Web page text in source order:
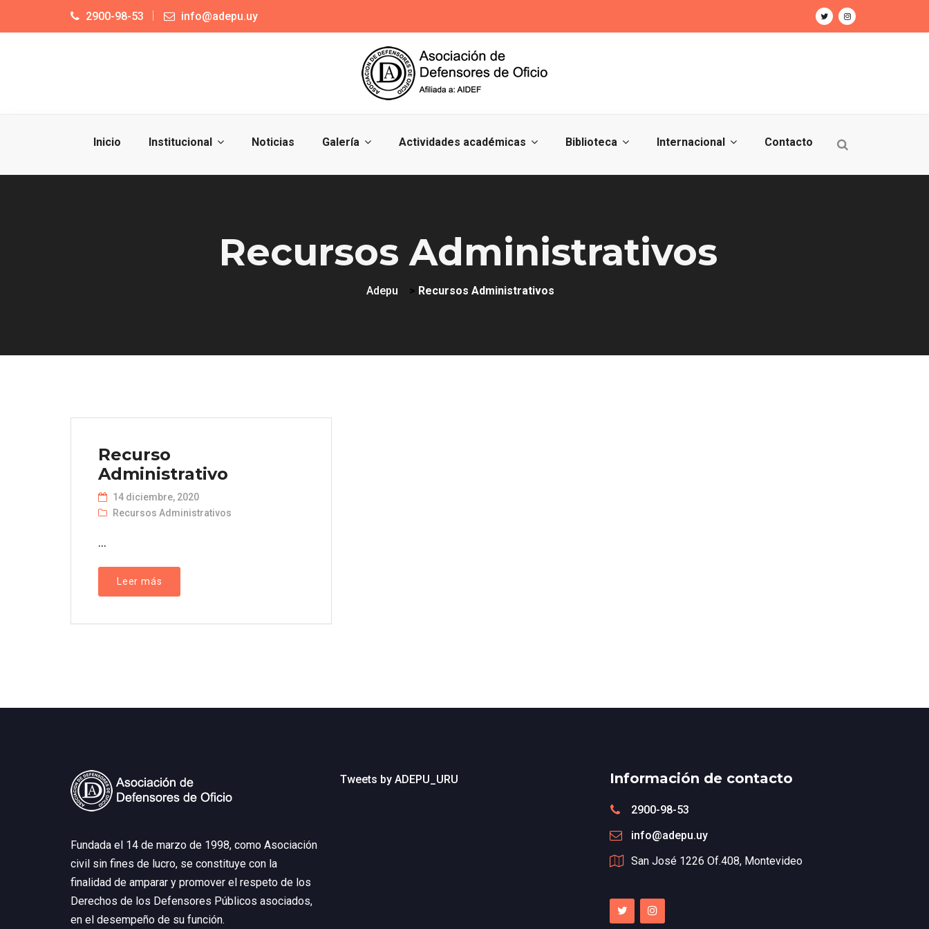
2900-98-53 info@adepu.uy
Inicio Institucional Noticias Galería Actividades académicas Biblioteca Internacional Contacto
Recursos Administrativos
Adepu > Recursos Administrativos
Recurso
Administrativo
14 diciembre, 2020
Recursos Administrativos
...
Leer más
Fundada el 14 de marzo de 1998, como Asociación
civil sin fines de lucro, se constituye con la
finalidad de amparar y promover el respeto de los
Derechos de los Defensores Públicos asociados,
en el desempeño de su función.
Tweets by ADEPU_URU Información de contacto
2900-98-53
info@adepu.uy
San José 1226 Of.408, Montevideo